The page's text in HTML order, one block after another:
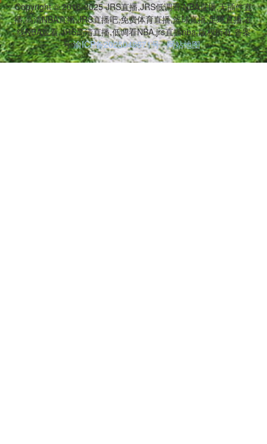
Copyright © 2016-2025 JRS直播,JRS低调看,NBA直播,无插件直
播,高清NBA直播,JRS直播吧,免费体育直播,篮球直播,足球直播,在
线NBA观看,JRS高清直播,低调看NBA,jrs直播nba 版权所有 备案
号:渝ICP备2025049671号 网站地图